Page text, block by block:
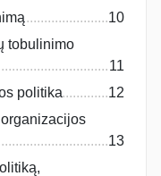
10
tobulinimo
11
politika
12
13